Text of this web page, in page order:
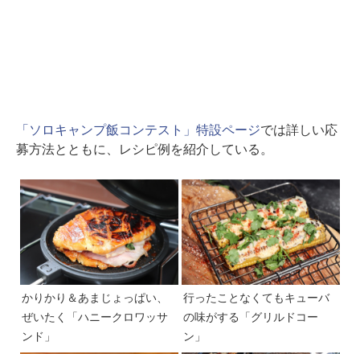
「ソロキャンプ飯コンテスト」特設ページでは詳しい応
募方法とともに、レシピ例を紹介している。
かりかり＆あまじょっぱい、
ぜいたく「ハニークロワッサ
ンド」
行ったことなくてもキューバ
の味がする「グリルドコー
ン」